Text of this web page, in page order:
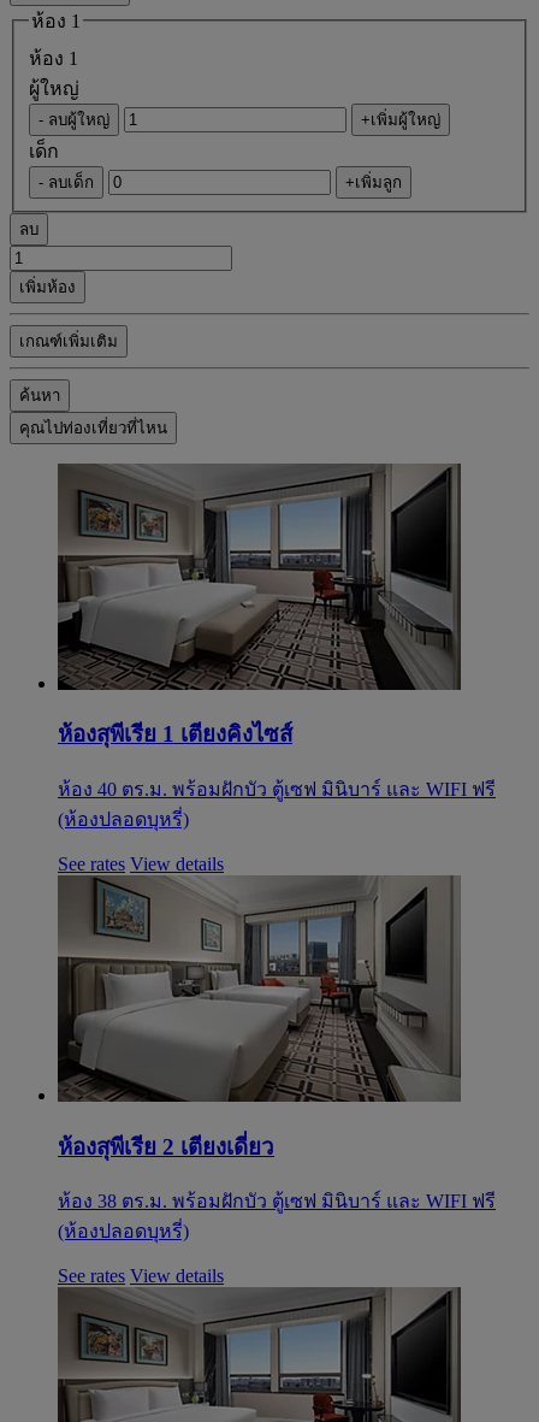
ห้อง 1
ห้อง 1
ผู้ใหญ่
- ลบผู้ใหญ่ +เพิ่มผู้ใหญ่
เด็ก
- ลบเด็ก +เพิ่มลูก
ลบ
เพิ่มห้อง
เกณฑ์เพิ่มเติม
ค้นหา
คุณไปท่องเที่ยวที่ไหน
ห้องสุพีเรีย 1 เตียงคิงไซส์
ห้อง 40 ตร.ม. พร้อมฝักบัว ตู้เซฟ มินิบาร์ และ WIFI ฟรี
(ห้องปลอดบุหรี่)
See rates View details
ห้องสุพีเรีย 2 เตียงเดี่ยว
ห้อง 38 ตร.ม. พร้อมฝักบัว ตู้เซฟ มินิบาร์ และ WIFI ฟรี
(ห้องปลอดบุหรี่)
See rates View details